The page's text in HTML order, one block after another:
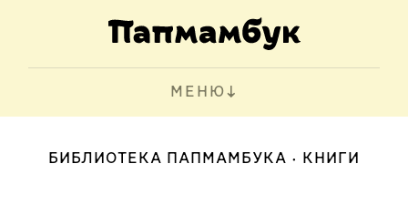
МЕНЮ
БИБЛИОТЕКА ПАПМАМБУКА КНИГИ